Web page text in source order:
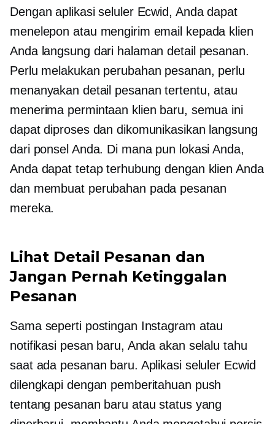
Dengan aplikasi seluler Ecwid, Anda dapat
menelepon atau mengirim email kepada klien
Anda langsung dari halaman detail pesanan.
Perlu melakukan perubahan pesanan, perlu
menanyakan detail pesanan tertentu, atau
menerima permintaan klien baru, semua ini
dapat diproses dan dikomunikasikan langsung
dari ponsel Anda. Di mana pun lokasi Anda,
Anda dapat tetap terhubung dengan klien Anda
dan membuat perubahan pada pesanan
mereka.
Lihat Detail Pesanan dan
Jangan Pernah Ketinggalan
Pesanan
Sama seperti postingan Instagram atau
notifikasi pesan baru, Anda akan selalu tahu
saat ada pesanan baru. Aplikasi seluler Ecwid
dilengkapi dengan pemberitahuan push
tentang pesanan baru atau status yang